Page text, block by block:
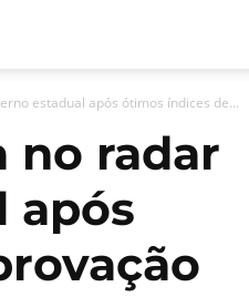
estadual após ótimos índices de...
no radar
após